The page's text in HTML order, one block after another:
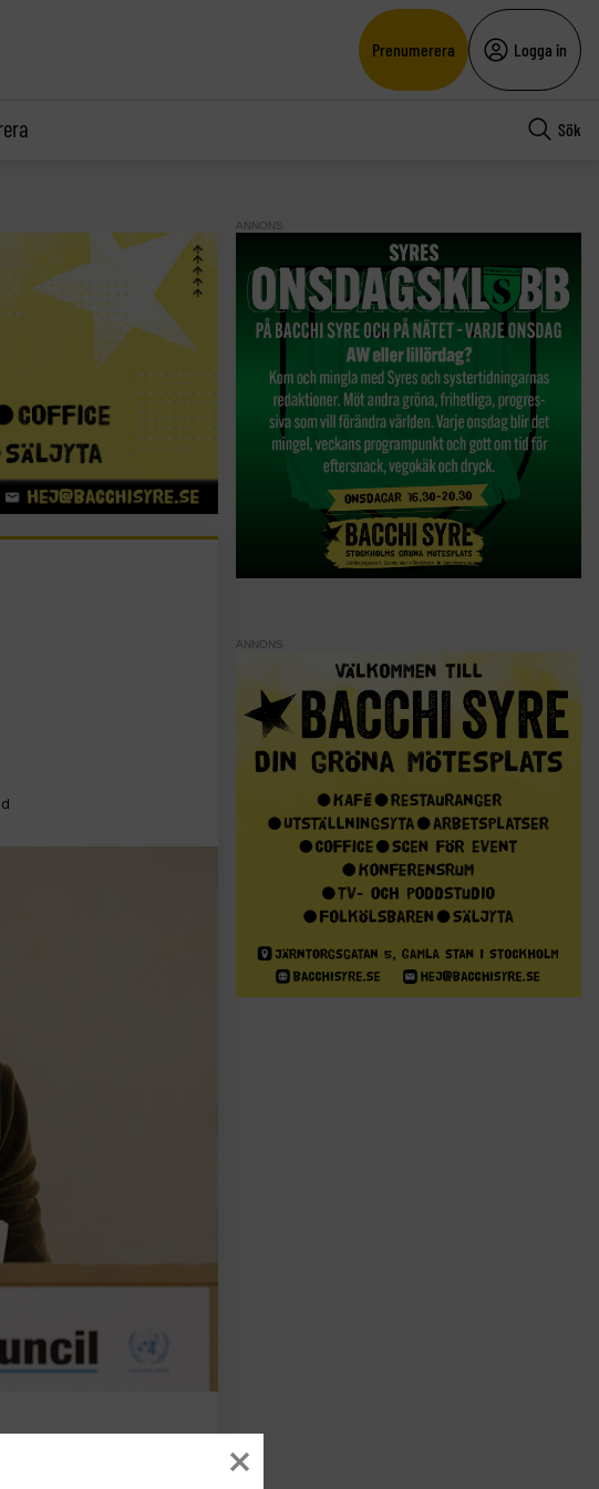
Prenumerera Logga in
Sök
ANNONS
ANNONS